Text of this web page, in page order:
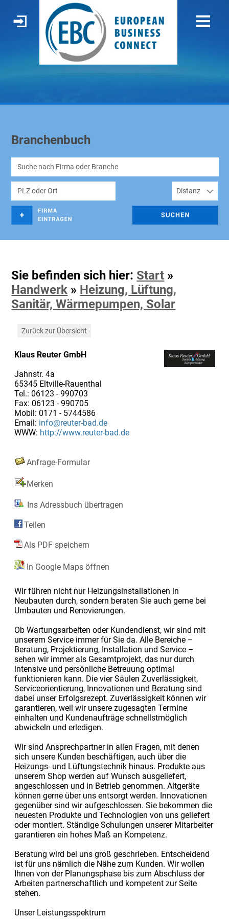
Branchenbuch
Sie befinden sich hier: Start »
Handwerk » Heizung, Lüftung,
Sanitär, Wärmepumpen, Solar
Zurück zur Übersicht
Klaus Reuter GmbH
Jahnstr. 4a
65345 Eltville-Rauenthal
Tel.: 06123 - 990703
Fax: 06123 - 990705
Mobil: 0171 - 5744586
Email: info@reuter-bad.de
WWW: http://www.reuter-bad.de
Anfrage-Formular
Merken
Ins Adressbuch übertragen
Teilen
Als PDF speichern
In Google Maps öffnen
Wir führen nicht nur Heizungsinstallationen in
Neubauten durch, sondern beraten Sie auch gerne bei
Umbauten und Renovierungen.
Ob Wartungsarbeiten oder Kundendienst, wir sind mit
unserem Service immer für Sie da. Alle Bereiche –
Beratung, Projektierung, Installation und Service –
sehen wir immer als Gesamtprojekt, das nur durch
intensive und persönliche Betreuung optimal
funktionieren kann. Die vier Säulen Zuverlässigkeit,
Serviceorientierung, Innovationen und Beratung sind
dabei unser Erfolgsrezept. Zuverlässigkeit können wir
garantieren, weil wir unsere zugesagten Termine
einhalten und Kundenaufträge schnellstmöglich
abwickeln und erledigen.
Wir sind Ansprechpartner in allen Fragen, mit denen
sich unsere Kunden beschäftigen, auch über die
Heizungs- und Lüftungstechnik hinaus. Produkte aus
unserem Shop werden auf Wunsch ausgeliefert,
angeschlossen und in Betrieb genommen. Altgeräte
können gerne über uns entsorgt werden. Innovationen
gegenüber sind wir aufgeschlossen. Sie bekommen die
neuesten Produkte und Technologien von uns geliefert
oder montiert. Ständige Schulungen unserer Mitarbeiter
garantieren ein hohes Maß an Kompetenz.
Beratung wird bei uns groß geschrieben. Entscheidend
ist für uns nämlich die Nähe zum Kunden. Wir wollen
Ihnen von der Planungsphase bis zum Abschluss der
Arbeiten partnerschaftlich und kompetent zur Seite
stehen.
Unser Leistungsspektrum